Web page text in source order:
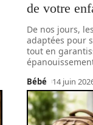
de votre
De nos jours,
adaptées pour
tout en
Bébé 14 juin